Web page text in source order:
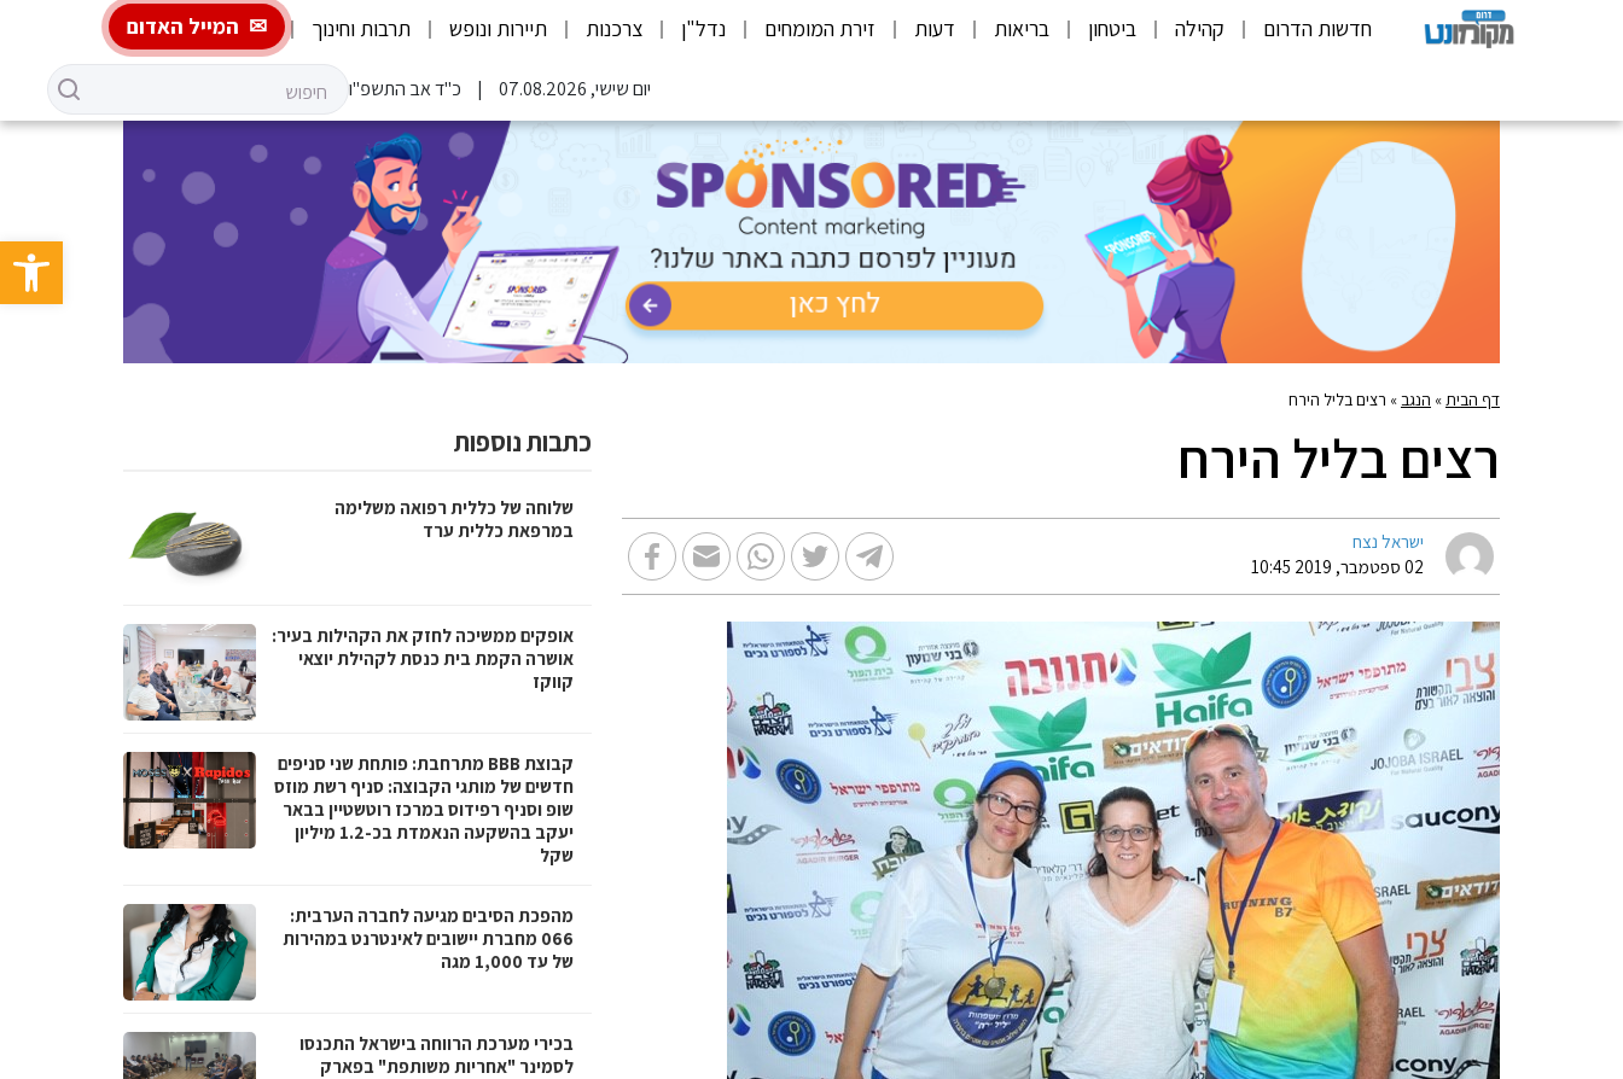
פתח
חדשות הדרום קהילה ביטחון בריאות דעות זירת המומחים נדל"ן צרכנות תיירות ונופש תרבות וחינוך המייל האדום
יום שישי, 07.08.2026 כ"ד אב התשפ"ו
דף הבית » הנגב» רצים בליל הירח
רצים בליל הירח
ישראל נצח
02 ספטמבר, 2019 10:45
כתבות נוספות
שלוחה של כללית רפואה משלימה
במרפאת כללית ערד
אופקים ממשיכה לחזק את הקהילות בעיר:
אושרה הקמת בית כנסת לקהילת יוצאי
קווקז
קבוצת BBB מתרחבת: פותחת שני סניפים
חדשים של מותגי הקבוצה: סניף רשת מוזס
שופ וסניף רפידוס במרכז רוטשטיין בבאר
יעקב בהשקעה הנאמדת בכ-1.2 מיליון
שקל
מהפכת הסיבים מגיעה לחברה הערבית:
066 מחברת יישובים לאינטרנט במהירות
של עד 1,000 מגה
בכירי מערכת הרווחה בישראל התכנסו
לסמינר "אחריות משותפת" בפארק